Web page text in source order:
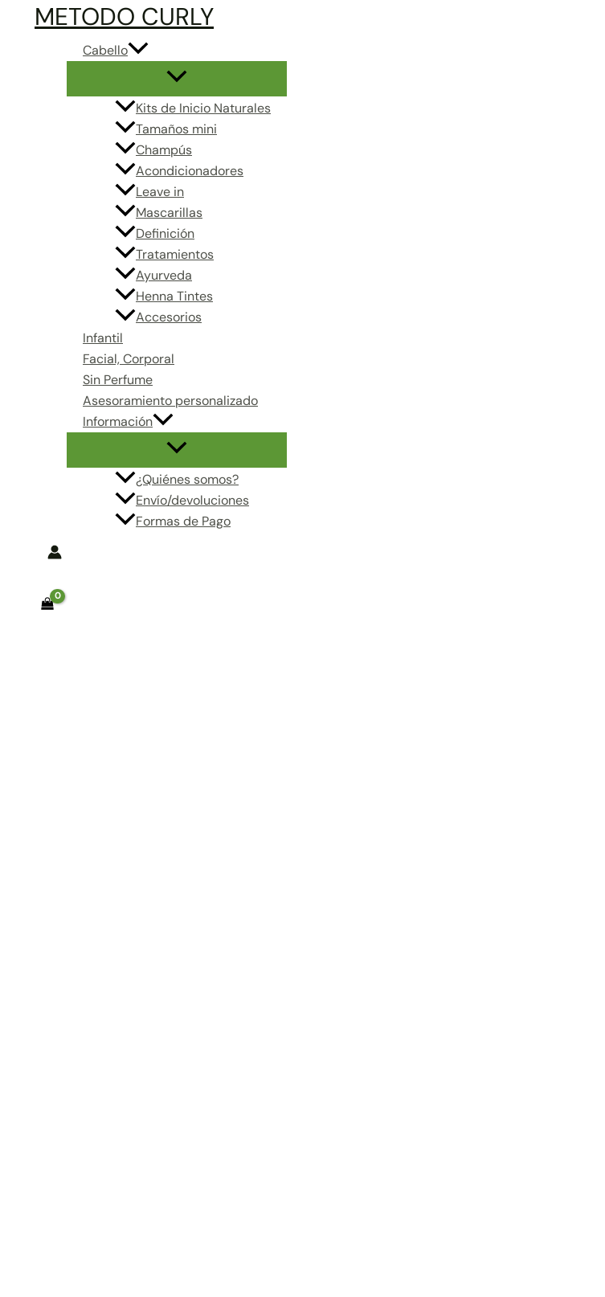
METODO CURLY
Cabello
Kits de Inicio Naturales
Tamaños mini
Champús
Acondicionadores
Leave in
Mascarillas
Definición
Tratamientos
Ayurveda
Henna Tintes
Accesorios
Infantil
Facial, Corporal
Sin Perfume
Asesoramiento personalizado
Información
¿Quiénes somos?
Envío/devoluciones
Formas de Pago
Acondicionador
Ecológico